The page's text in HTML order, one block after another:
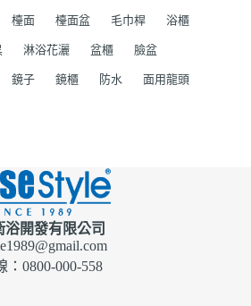
檯面 檯面盆 毛巾桿 浴櫃
淋浴花灑 盆櫃 臉盆
鏡子 鏡櫃 防水 面用龍頭
浴開發有限公司
：0800-000-558